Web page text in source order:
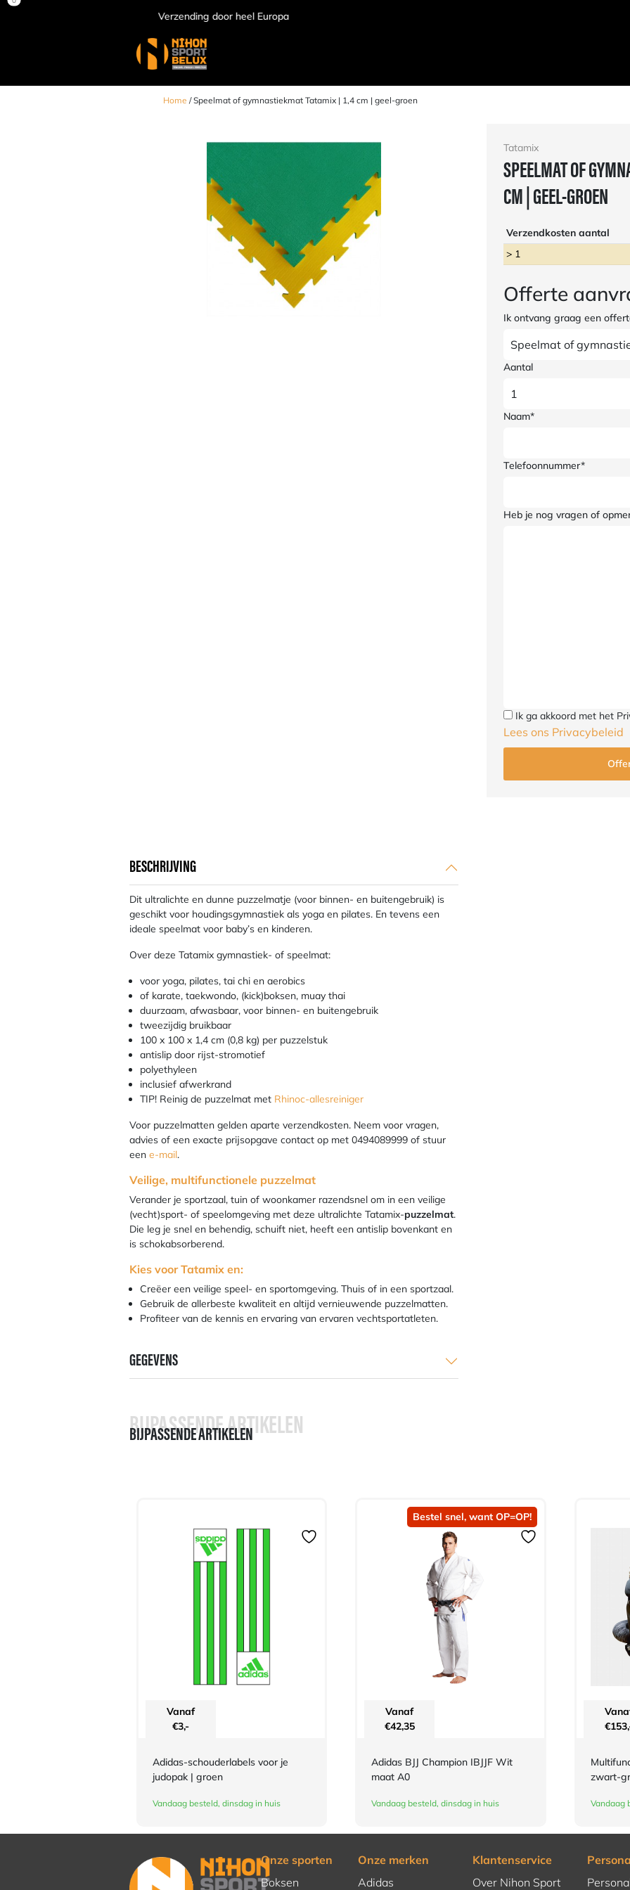
Verzending door heel Europa
Home / Speelmat of gymnastiekmat Tatamix | 1,4 cm | geel-groen
Tatamix
SPEELMAT OF
CM | GEEL-GROEN
Verzendkosten aantal
> 1
Offerte
Ik ontvang graag een
Aantal
Naam*
Telefoonnummer*
Heb je nog vragen of
Ik ga akkoord met het
Lees ons Privacybeleid
BESCHRIJVING
Dit ultralichte en dunne puzzelmatje (voor binnen- en buitengebruik) is
geschikt voor houdingsgymnastiek als yoga en pilates. En tevens een
ideale speelmat voor baby’s en kinderen.
Over deze Tatamix gymnastiek- of speelmat:
voor yoga, pilates, tai chi en aerobics
of karate, taekwondo, (kick)boksen, muay thai
duurzaam, afwasbaar, voor binnen- en buitengebruik
tweezijdig bruikbaar
100 x 100 x 1,4 cm (0,8 kg) per puzzelstuk
antislip door rijst-stromotief
polyethyleen
inclusief afwerkrand
TIP! Reinig de puzzelmat met Rhinoc-allesreiniger
Voor puzzelmatten gelden aparte verzendkosten. Neem voor vragen,
advies of een exacte prijsopgave contact op met 0494089999 of stuur
een e-mail.
Veilige, multifunctionele puzzelmat
Verander je sportzaal, tuin of woonkamer razendsnel om in een veilige
(vecht)sport- of speelomgeving met deze ultralichte Tatamix-puzzelmat.
Die leg je snel en behendig, schuift niet, heeft een antislip bovenkant en
is schokabsorberend.
Kies voor Tatamix en:
Creëer een veilige speel- en sportomgeving. Thuis of in een sportzaal.
Gebruik de allerbeste kwaliteit en altijd vernieuwende puzzelmatten.
Profiteer van de kennis en ervaring van ervaren vechtsportatleten.
GEGEVENS
BIJPASSENDE ARTIKELEN
BIJPASSENDE ARTIKELEN
Vanaf
€3,-
Adidas-schouderlabels voor je
judopak | groen
Vandaag besteld, dinsdag in huis
Bestel snel, want OP=OP!
Vanaf
€42,35
Adidas BJJ Champion IBJJF Wit
maat A0
Vandaag besteld, dinsdag in huis
€
zwart-
Vandaag
Onze sporten
Boksen
Onze merken
Adidas
Klantenservice
Over Nihon Sport